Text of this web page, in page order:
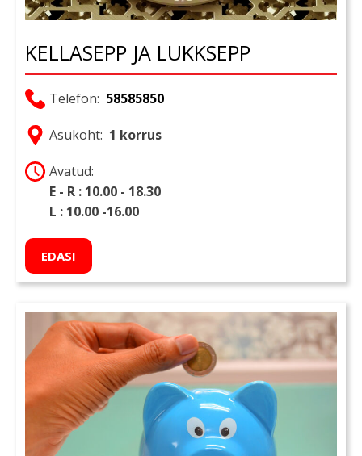
KELLASEPP JA LUKKSEPP
Telefon: 58585850
Asukoht: 1 korrus
Avatud:
E - R : 10.00 - 18.30
L : 10.00 -16.00
EDASI